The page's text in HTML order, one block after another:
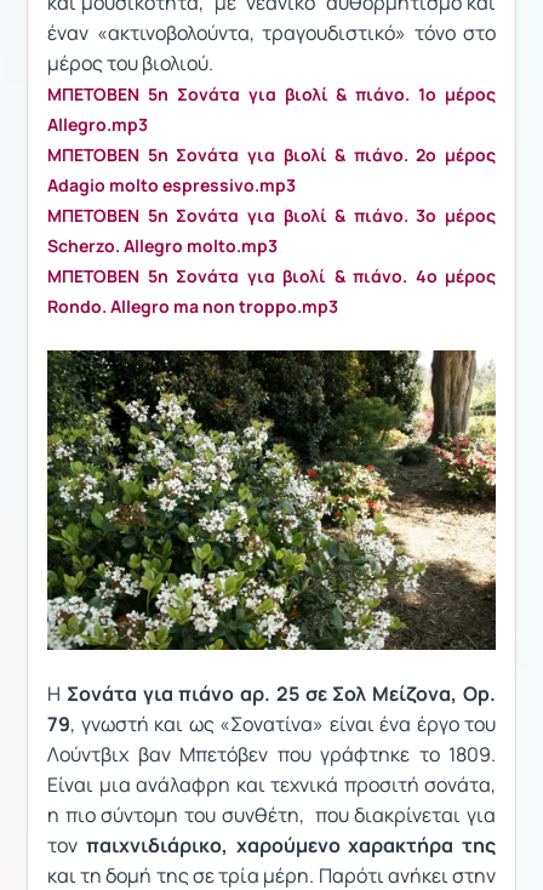
έναν «ακτινοβολούντα, τραγουδιστικό» τόνο στο
μέρος του βιολιού.
ΜΠΕΤΟΒΕΝ 5η Σονάτα για βιολί & πιάνο. 1ο μέρος
Allegro.mp3
ΜΠΕΤΟΒΕΝ 5η Σονάτα για βιολί & πιάνο. 2o μέρος
Adagio molto espressivo.mp3
ΜΠΕΤΟΒΕΝ 5η Σονάτα για βιολί & πιάνο. 3ο μέρος
Scherzο. Allegro molto.mp3
ΜΠΕΤΟΒΕΝ 5η Σονάτα για βιολί & πιάνο. 4ο μέρος
Rondo. Allegro ma non troppo.mp3
Η Σονάτα για πιάνο αρ. 25 σε Σολ Μείζονα, Op.
79, γνωστή και ως «Σονατίνα» είναι ένα έργο του
Λούντβιχ βαν Μπετόβεν που γράφτηκε το 1809.
Είναι μια ανάλαφρη και τεχνικά προσιτή σονάτα,
η πιο σύντομη του συνθέτη, που διακρίνεται για
τον παιχνιδιάρικο, χαρούμενο χαρακτήρα της
και τη δομή της σε τρία μέρη. Παρότι ανήκει στην